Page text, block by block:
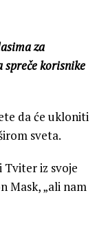
za
korisnike
da će ukloniti
sveta.
Tviter iz svoje
Mask, „ali nam